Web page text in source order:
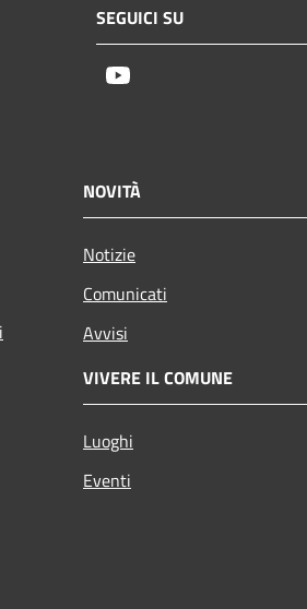
SEGUICI SU
NOVITÀ
Notizie
Comunicati
Avvisi
VIVERE IL COMUNE
Luoghi
Eventi